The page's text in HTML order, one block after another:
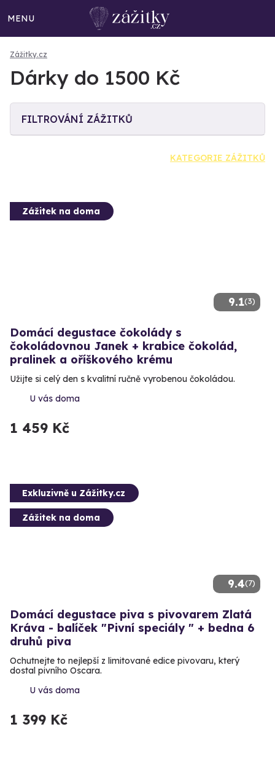
MENU
Zážitky.cz
Dárky do 1500 Kč
FILTROVÁNÍ ZÁŽITKŮ
KATEGORIE ZÁŽITKŮ
9.1(3)
Zážitek na doma
Domácí degustace čokolády s
čokoládovnou Janek + krabice čokolád,
pralinek a oříškového krému
Užijte si celý den s kvalitní ručně vyrobenou čokoládou.
U vás doma
1 459 Kč
9.4(7)
Exkluzivně u Zážitky.cz
Zážitek na doma
Domácí degustace piva s pivovarem Zlatá
Kráva - balíček "Pivní speciály " + bedna 6
druhů piva
Ochutnejte to nejlepší z limitované edice pivovaru, který
dostal pivního Oscara.
U vás doma
1 399 Kč